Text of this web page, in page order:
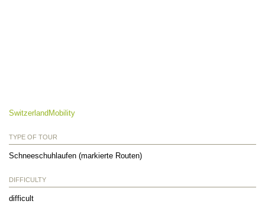
SwitzerlandMobility
TYPE OF TOUR
Schneeschuhlaufen (markierte Routen)
DIFFICULTY
difficult